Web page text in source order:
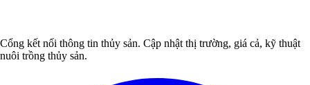
Cổng kết nối thông tin thủy sản. Cập nhật thị trường, giá cả, kỹ thuật
nuôi trồng thủy sản.